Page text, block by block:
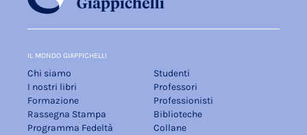
IL MONDO GIAPPICHELLI
Chi siamo
I nostri libri
Formazione
Rassegna Stampa
Programma Fedeltà
Studenti
Professori
Professionisti
Biblioteche
Collane